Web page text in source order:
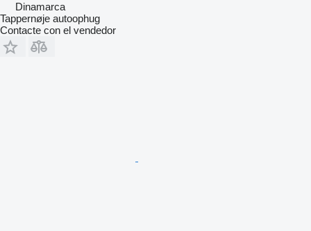
Dinamarca
Tappernøje autoophug
Contacte con el vendedor